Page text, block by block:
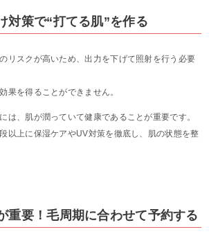
対策で“打てる肌”を作る
リスクが高いため、出力を下げて照射を行う必要
果を得ることができません。
は、肌が潤っていて健康であることが重要です。
以上に保湿ケアやUV対策を徹底し、肌の状態を整
重要！毛周期に合わせて予約する